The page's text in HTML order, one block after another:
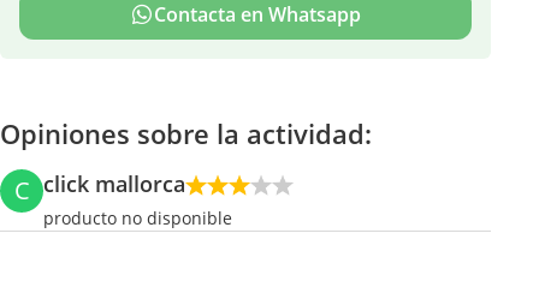
Contacta en Whatsapp
Opiniones sobre la actividad:
C click mallorca
producto no disponible